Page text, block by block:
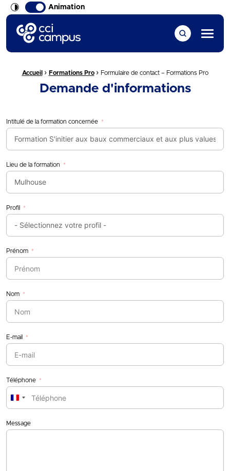
Animation
CCI Campus La formation qui vous ressemble
Menu
Fil d'Ariane :
Accueil › Formations Pro › Formulaire de contact – Formations Pro
Demande d'informations
Intitulé de la formation concernée
Lieu de la formation
Profil
Prénom
Nom
E-mail
Téléphone
France
Message